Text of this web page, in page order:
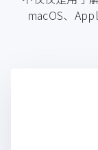
macOS、